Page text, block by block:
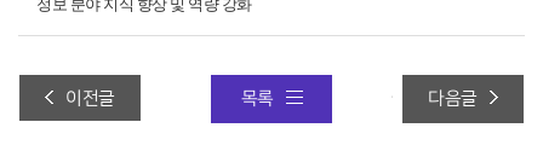
정보 분야 지식 향상 및 역량 강화
이전글 목록 다음글
에티오피아 국가고위급 과기혁신정책 및 전략개발 현지워크숍